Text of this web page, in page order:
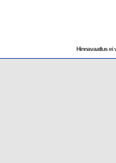
Hinnavaatlus ei